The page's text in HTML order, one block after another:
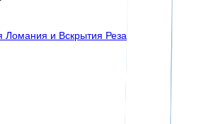
Ломания и Вскрытия Реза